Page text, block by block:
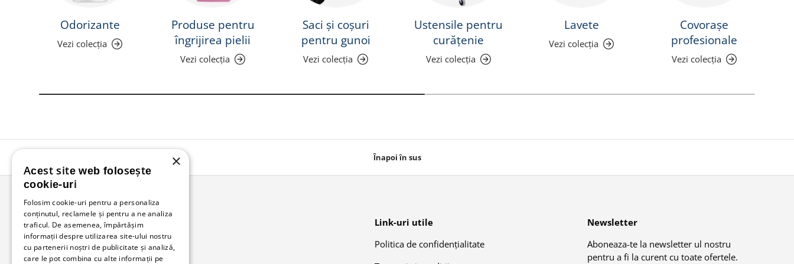
Odorizante
Vezi colecția
Produse pentru
îngrijirea pielii
Vezi colecția
Saci și coșuri
pentru gunoi
Vezi colecția
Ustensile pentru
curățenie
Vezi colecția
Lavete
Vezi colecția
Covorașe
profesionale
Vezi colecția
Înapoi în sus
Bunzl Romania
Soluții complete pentru afacerea ta.
Link-uri utile
Politica de confidențialitate
Newsletter
Aboneaza-te la newsletter ul nostru
pentru a fi la curent cu toate ofertele.
×
Acest site web folosește
cookie-uri
Folosim cookie-uri pentru a personaliza
conținutul, reclamele și pentru a ne analiza
traficul. De asemenea, împărtășim
informații despre utilizarea site-ului nostru
cu partenerii noștri de publicitate și analiză,
care le pot combina cu alte informații pe